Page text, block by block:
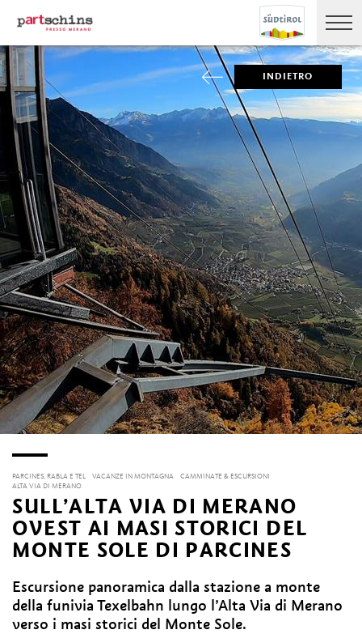
INDIETRO
PARCINES, RABLA E TEL VACANZE IN MONTAGNA
CAMMINATE & ESCURSIONI
ALTA VIA DI MERANO
SULL’ALTA VIA DI MERANO
OVEST AI MASI STORICI DEL
MONTE SOLE DI PARCINES
Escursione panoramica dalla stazione a monte
della funivia Texelbahn lungo l’Alta Via di Merano
verso i masi storici del Monte Sole.